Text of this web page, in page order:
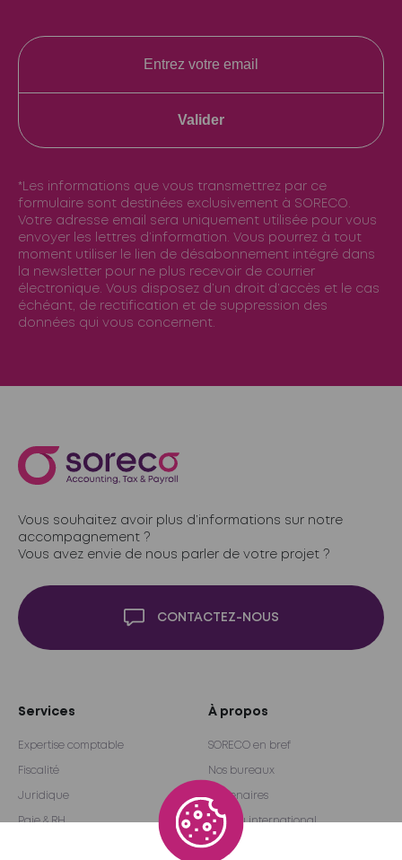
Valider
*Les informations que vous transmettrez par ce
formulaire sont destinées exclusivement à SORECO.
Votre adresse email sera uniquement utilisée pour vous
envoyer les lettres d’information. Vous pourrez à tout
moment utiliser le lien de désabonnement intégré dans
la newsletter pour ne plus recevoir de courrier
électronique. Vous disposez d’un droit d’accès et le cas
échéant, de rectification et de suppression des
données qui vous concernent.
Vous souhaitez avoir plus d’informations sur notre
accompagnement ?
Vous avez envie de nous parler de votre projet ?
CONTACTEZ-NOUS
Services
Expertise comptable
Fiscalité
Juridique
Paie & RH
À propos
SORECO en bref
Nos bureaux
Partenaires
Réseau international
Become a partner